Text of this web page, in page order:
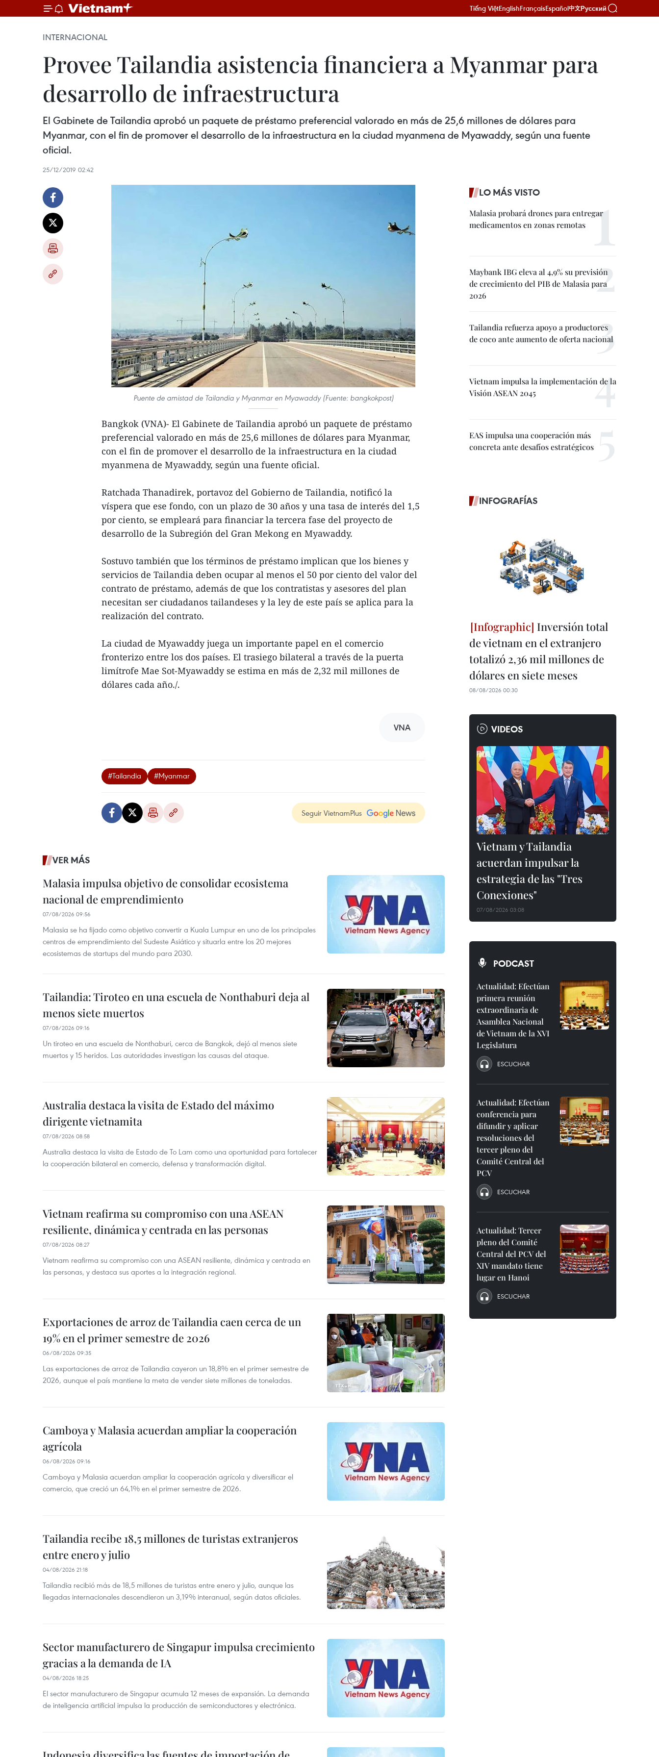
Tiếng ViệtEnglishFrançaisEspañol中文Русский
INTERNACIONAL
Provee Tailandia asistencia financiera a Myanmar para
desarrollo de infraestructura
El Gabinete de Tailandia aprobó un paquete de préstamo preferencial valorado en más de 25,6 millones de dólares para
Myanmar, con el fin de promover el desarrollo de la infraestructura en la ciudad myanmena de Myawaddy, según una fuente
oficial.
25/12/2019 02:42
Puente de amistad de Tailandia y Myanmar en Myawaddy (Fuente: bangkokpost)
Bangkok (VNA)- El Gabinete de Tailandia aprobó un paquete de préstamo
preferencial valorado en más de 25,6 millones de dólares para Myanmar,
con el fin de promover el desarrollo de la infraestructura en la ciudad
myanmena de Myawaddy, según una fuente oficial.
Ratchada Thanadirek, portavoz del Gobierno de Tailandia, notificó la
víspera que ese fondo, con un plazo de 30 años y una tasa de interés del 1,5
por ciento, se empleará para financiar la tercera fase del proyecto de
desarrollo de la Subregión del Gran Mekong en Myawaddy.
Sostuvo también que los términos de préstamo implican que los bienes y
servicios de Tailandia deben ocupar al menos el 50 por ciento del valor del
contrato de préstamo, además de que los contratistas y asesores del plan
necesitan ser ciudadanos tailandeses y la ley de este país se aplica para la
realización del contrato.
La ciudad de Myawaddy juega un importante papel en el comercio
fronterizo entre los dos países. El trasiego bilateral a través de la puerta
limítrofe Mae Sot-Myawaddy se estima en más de 2,32 mil millones de
dólares cada año./.
VNA
#Tailandia #Myanmar
Seguir VietnamPlus
VER MÁS
Malasia impulsa objetivo de consolidar ecosistema
nacional de emprendimiento
07/08/2026 09:56
Malasia se ha fijado como objetivo convertir a Kuala Lumpur en uno de los principales
centros de emprendimiento del Sudeste Asiático y situarla entre los 20 mejores
ecosistemas de startups del mundo para 2030.
Tailandia: Tiroteo en una escuela de Nonthaburi deja al
menos siete muertos
07/08/2026 09:16
Un tiroteo en una escuela de Nonthaburi, cerca de Bangkok, dejó al menos siete
muertos y 15 heridos. Las autoridades investigan las causas del ataque.
Australia destaca la visita de Estado del máximo
dirigente vietnamita
07/08/2026 08:58
Australia destaca la visita de Estado de To Lam como una oportunidad para fortalecer
la cooperación bilateral en comercio, defensa y transformación digital.
Vietnam reafirma su compromiso con una ASEAN
resiliente, dinámica y centrada en las personas
07/08/2026 08:27
Vietnam reafirma su compromiso con una ASEAN resiliente, dinámica y centrada en
las personas, y destaca sus aportes a la integración regional.
Exportaciones de arroz de Tailandia caen cerca de un
19% en el primer semestre de 2026
06/08/2026 09:35
Las exportaciones de arroz de Tailandia cayeron un 18,8% en el primer semestre de
2026, aunque el país mantiene la meta de vender siete millones de toneladas.
Camboya y Malasia acuerdan ampliar la cooperación
agrícola
06/08/2026 09:16
Camboya y Malasia acuerdan ampliar la cooperación agrícola y diversificar el
comercio, que creció un 64,1% en el primer semestre de 2026.
Tailandia recibe 18,5 millones de turistas extranjeros
entre enero y julio
04/08/2026 21:18
Tailandia recibió más de 18,5 millones de turistas entre enero y julio, aunque las
llegadas internacionales descendieron un 3,19% interanual, según datos oficiales.
Sector manufacturero de Singapur impulsa crecimiento
gracias a la demanda de IA
04/08/2026 18:25
El sector manufacturero de Singapur acumula 12 meses de expansión. La demanda
de inteligencia artificial impulsa la producción de semiconductores y electrónica.
LO MÁS VISTO
Malasia probará drones para entregar
medicamentos en zonas remotas
Maybank IBG eleva al 4,9% su previsión
de crecimiento del PIB de Malasia para
2026
Tailandia refuerza apoyo a productores
de coco ante aumento de oferta nacional
Vietnam impulsa la implementación de la
Visión ASEAN 2045
EAS impulsa una cooperación más
concreta ante desafíos estratégicos
INFOGRAFÍAS
Inversión total
de vietnam en el extranjero
totalizó 2,36 mil millones de
dólares en siete meses
08/08/2026 00:30
VIDEOS
Vietnam y Tailandia
acuerdan impulsar la
estrategia de las "Tres
Conexiones"
07/08/2026 03:08
PODCAST
Actualidad: Efectúan
primera reunión
extraordinaria de
Asamblea Nacional
de Vietnam de la XVI
Legislatura
ESCUCHAR
Actualidad: Efectúan
conferencia para
difundir y aplicar
resoluciones del
tercer pleno del
Comité Central del
PCV
ESCUCHAR
Actualidad: Tercer
pleno del Comité
Central del PCV del
XIV mandato tiene
lugar en Hanoi
ESCUCHAR